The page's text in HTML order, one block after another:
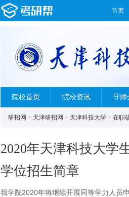
首页
院校首页 院校资讯 导师
研招网 > 天津研招网 > 天津科技大学 > 在职
2020年天津科技大学
学位招生简章
我学院2020年将继续开展同等学力人员